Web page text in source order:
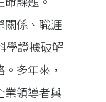
關係、職涯
學證據破解
多年來，
業領導者與